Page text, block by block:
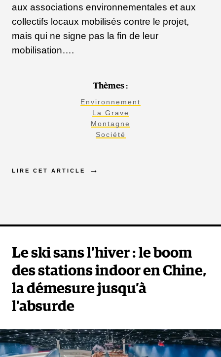
aux associations environnementales et aux
collectifs locaux mobilisés contre le projet,
mais qui ne signe pas la fin de leur
mobilisation….
Thèmes :
Environnement
La Grave
Montagne
Société
LIRE CET ARTICLE
Le ski sans l’hiver : le boom
des stations indoor en Chine,
la démesure jusqu’à
l’absurde